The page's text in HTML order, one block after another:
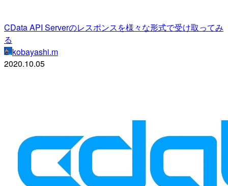
CData API Serverのレスポンスを様々な形式で受け取ってみ
る
kobayashi.m
2020.10.05